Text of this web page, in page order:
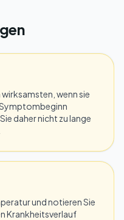
wenn sie
daher nicht zu lange
und notieren Sie
Krankheitsverlauf